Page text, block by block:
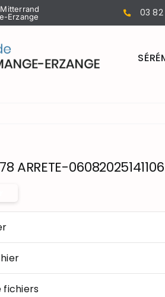
Erzange
03
ARRETE-06082025141106
fichiers